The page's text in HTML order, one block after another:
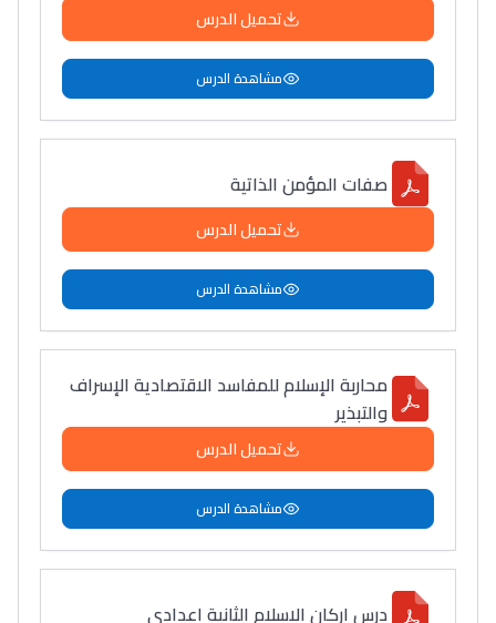
تحميل الدرس
مشاهدة الدرس
صفات المؤمن الذاتية
تحميل الدرس
مشاهدة الدرس
محاربة الإسلام للمفاسد الاقتصادية الإسراف
والتبذير
تحميل الدرس
مشاهدة الدرس
درس اركان الاسلام الثانية اعدادي